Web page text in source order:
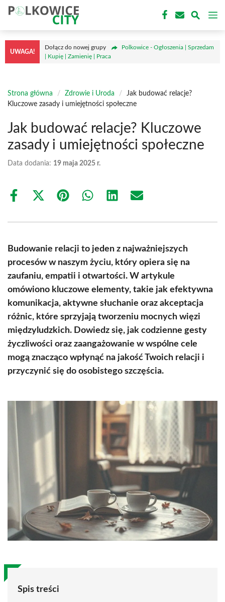
Przejdź
treści
UWAGA!
Dołącz do nowej grupy
Polkowice - Ogłoszenia | Sprzedam
| Kupię | Zamienię | Praca
Strona główna / Zdrowie i Uroda /
Jak budować relacje?
Kluczowe zasady i umiejętności społeczne
Jak budować relacje? Kluczowe
zasady i umiejętności społeczne
Data dodania: 19 maja 2025 r.
Share
Share
(Twitter)
Share Share Share Share
Budowanie relacji to jeden z najważniejszych
procesów w naszym życiu, który opiera się na
zaufaniu, empatii i otwartości. W artykule
omówiono kluczowe elementy, takie jak efektywna
komunikacja, aktywne słuchanie oraz akceptacja
różnic, które sprzyjają tworzeniu mocnych więzi
międzyludzkich. Dowiedz się, jak codzienne gesty
życzliwości oraz zaangażowanie w wspólne cele
mogą znacząco wpłynąć na jakość Twoich relacji i
przyczynić się do osobistego szczęścia.
Spis treści